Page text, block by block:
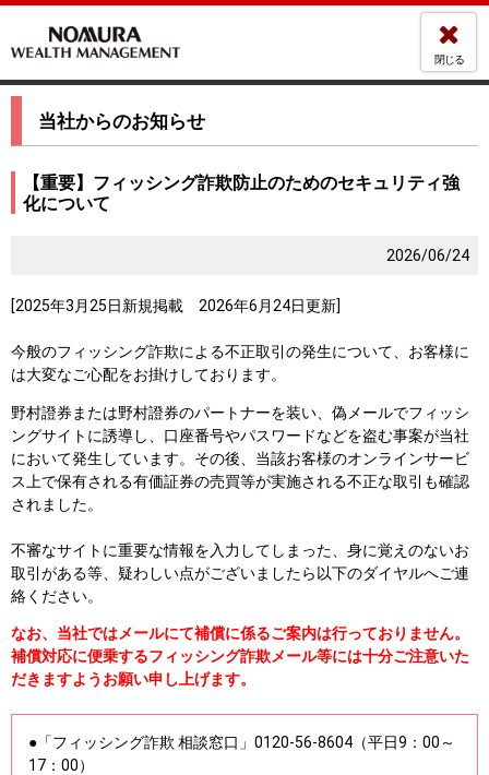
閉じる
当社からのお知らせ
【重要】フィッシング詐欺防止のためのセキュリティ強
化について
2026/06/24
[2025年3月25日新規掲載 2026年6月24日更新]
今般のフィッシング詐欺による不正取引の発生について、お客様に
は大変なご心配をお掛けしております。
野村證券または野村證券のパートナーを装い、偽メールでフィッシ
ングサイトに誘導し、口座番号やパスワードなどを盗む事案が当社
において発生しています。その後、当該お客様のオンラインサービ
ス上で保有される有価証券の売買等が実施される不正な取引も確認
されました。
不審なサイトに重要な情報を入力してしまった、身に覚えのないお
取引がある等、疑わしい点がございましたら以下のダイヤルへご連
絡ください。
なお、当社ではメールにて補償に係るご案内は行っておりません。
補償対応に便乗するフィッシング詐欺メール等には十分ご注意いた
だきますようお願い申し上げます。
●「フィッシング詐欺 相談窓口」0120-56-8604（平日9：00～
17：00）